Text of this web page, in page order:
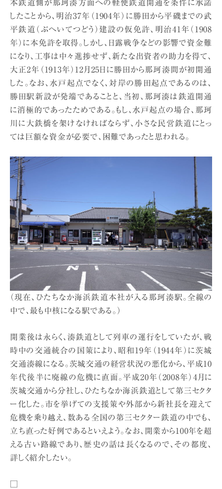
本鉄道側が那珂湊方面への軽便鉄道開通を条件に承諾
したことから、明治37年（1904年）に勝田から平磯までの武
平鉄道（ぶへいてつどう）建設の仮免許、明治41年（1908
年）に本免許を取得。しかし、日露戦争などの影響で資金難
になり、工事は中々進捗せず、新たな出資者の助力を得て、
大正2年（1913年）12月25日に勝田から那珂湊間が初開通
した。なお、水戸起点でなく、対岸の勝田起点であるのは、
勝田駅新設が発端であることと、当初、那珂湊は鉄道開通
に消極的であったためである。もし、水戸起点の場合、那珂
川に大鉄橋を架けなければならず、小さな民営鉄道にとっ
ては巨額な資金が必要で、困難であったと思われる。
（現在、ひたちなか海浜鉄道本社が入る那珂湊駅。全線の
中で、最も中核になる駅である。）
開業後は永らく、湊鉄道として列車の運行をしていたが、戦
時中の交通統合の国策により、昭和19年（1944年）に茨城
交通湊線になる。茨城交通の経営状況の悪化から、平成10
年代後半に廃線の危機に直面。平成20年（2008年）4月に
茨城交通から分社し、ひたちなか海浜鉄道として第三セクタ
ー化した。市を挙げての支援策や外部から新社長を迎えて
危機を乗り越え、数ある全国の第三セクター鉄道の中でも、
立ち直った好例であるといえよう。なお、開業から100年を超
える古い路線であり、歴史の話は長くなるので、その都度、
詳しく紹介したい。
□